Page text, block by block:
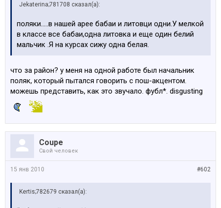
Jekaterina;781708 сказал(а):
поляки.....в нашей арее бабаи и литовци одни.У мелкой
в классе все бабаи,одна литовка и еще один белий
мальчик .Я на курсах сижу одна белая.
что за район? у меня на одной работе был начальник
поляк, который пытался говорить с пош-акцентом.
можешь представить, как это звучало. фубл*. disgusting
Coupe
Свой человек
#602
15 янв 2010
Kertis;782679 сказал(а):